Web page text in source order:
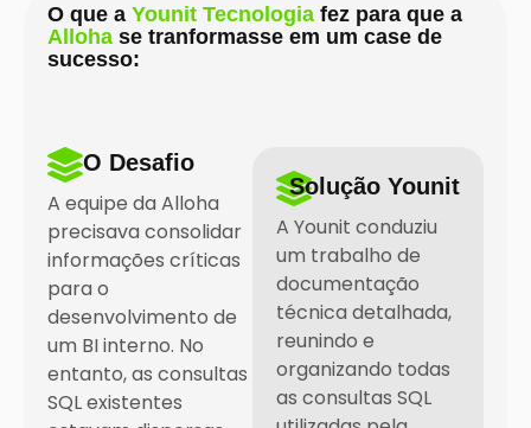
O que a Younit Tecnologia fez para que a
Alloha se tranformasse em um case de
sucesso:
O Desafio
A equipe da Alloha
precisava consolidar
informações críticas
para o
desenvolvimento de
um BI interno. No
entanto, as consultas
SQL existentes
Solução Younit
A Younit conduziu
um trabalho de
documentação
técnica detalhada,
reunindo e
organizando todas
as consultas SQL